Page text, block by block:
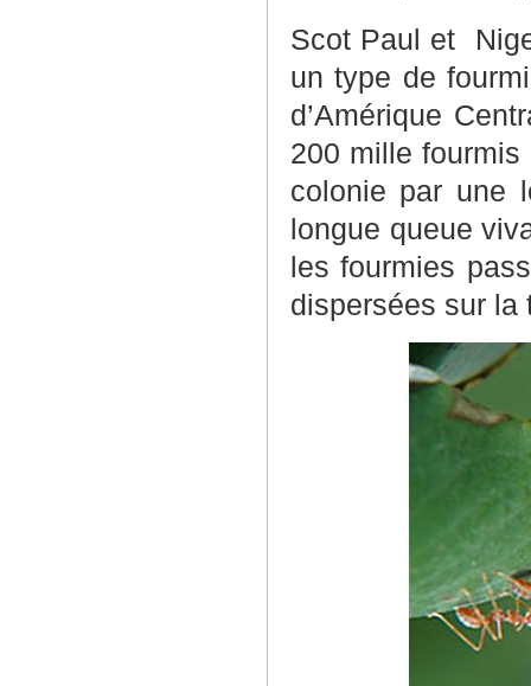
Scot Paul et
un type de
d’Amérique
200 mille
colonie par une
longue queue
les fourmies
dispersées sur la